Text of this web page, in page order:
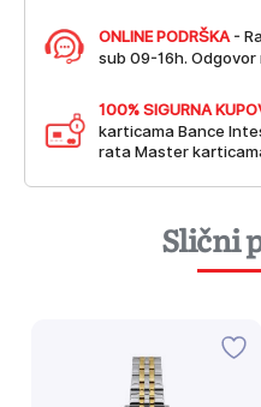
ONLINE PODRŠKA -
sub 09-16h.
100% SIGURNA
karticama Bance
rata Master
Slični